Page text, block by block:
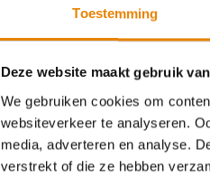
Toestemming
Deze website maakt gebruik
We gebruiken cookies om
websiteverkeer te analyseren.
media, adverteren en analyse.
verstrekt of die ze hebben
Heb je nog